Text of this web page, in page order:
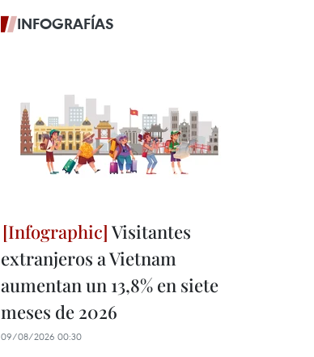
INFOGRAFÍAS
Visitantes
extranjeros a Vietnam
aumentan un 13,8% en siete
meses de 2026
09/08/2026 00:30